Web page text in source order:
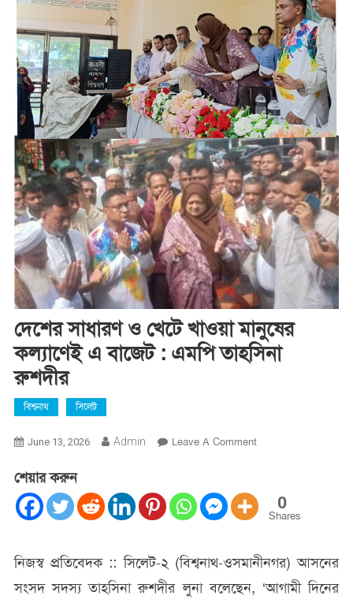
দেশের সাধারণ ও খেটে খাওয়া মানুষের
কল্যাণেই এ বাজেট : এমপি তাহসিনা
রুশদীর
বিশ্বনাথ সিলেট
June 13, 2026 Admin Leave A CommentOn
ও
খেটে
কল্যাণেই
শেয়ার করুন
0
Shares
​নিজস্ব প্রতিবেদক :: সিলেট-২ (বিশ্বনাথ-ওসমানীনগর) আসনের
সংসদ সদস্য তাহসিনা রুশদীর লুনা বলেছেন, ‘আগামী দিনের